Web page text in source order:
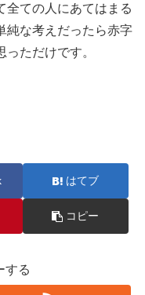
全ての人にあてはまる
純な考えだったら赤字
ただけです。
はてブ
コピー
する